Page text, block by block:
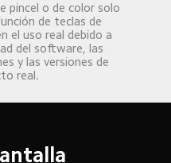
pincel o de color solo
de teclas de
el uso real debido a
del software, las
y las versiones de
real.